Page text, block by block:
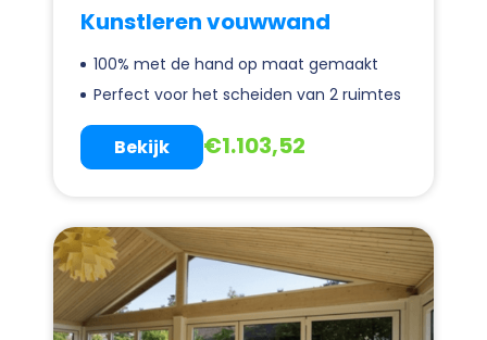
Kunstleren vouwwand
100% met de hand op maat gemaakt
Perfect voor het scheiden van 2 ruimtes
€1.103,52
Bekijk